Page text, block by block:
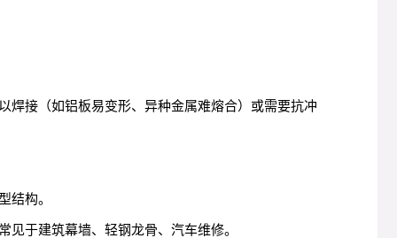
焊接（如铝板易变形、异种金属难熔合）或需要抗冲
结构。
于建筑幕墙、轻钢龙骨、汽车维修。